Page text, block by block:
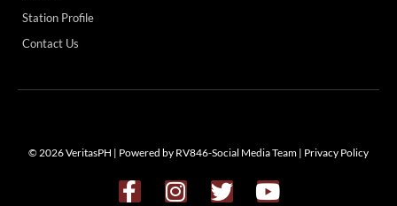
Station Profile
Contact Us
© 2026 VeritasPH | Powered by RV846-Social Media Team | Privacy Policy
F
a
I
n
T
w
Y
o